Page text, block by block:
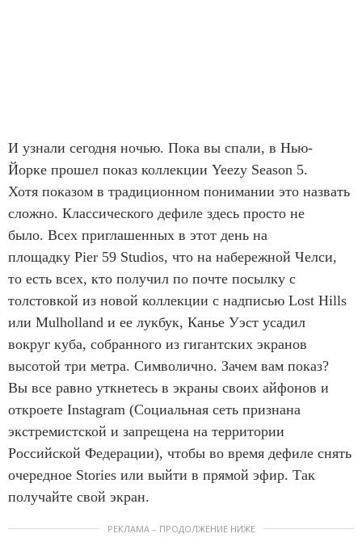
И узнали сегодня ночью. Пока вы спали, в Нью-
Йорке прошел показ коллекции Yeezy Season 5.
Хотя показом в традиционном понимании это назвать
сложно. Классического дефиле здесь просто не
было. Всех приглашенных в этот день на
площадку Pier 59 Studios, что на набережной Челси,
то есть всех, кто получил по почте посылку с
толстовкой из новой коллекции с надписью Lost Hills
или Mulholland и ее лукбук, Канье Уэст усадил
вокруг куба, собранного из гигантских экранов
высотой три метра. Символично. Зачем вам показ?
Вы все равно уткнетесь в экраны своих айфонов и
откроете Instagram (Социальная сеть признана
экстремистской и запрещена на территории
Российской Федерации), чтобы во время дефиле снять
очередное Stories или выйти в прямой эфир. Так
получайте свой экран.
РЕКЛАМА – ПРОДОЛЖЕНИЕ НИЖЕ